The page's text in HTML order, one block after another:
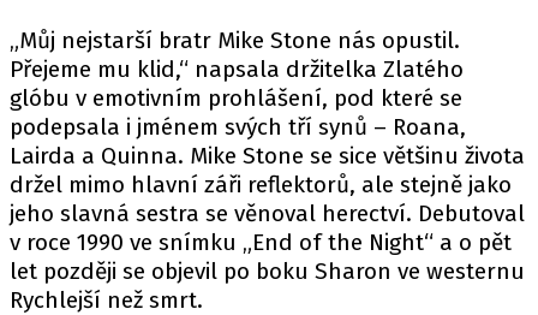
„Můj nejstarší bratr Mike Stone nás opustil.
Přejeme mu klid,“ napsala držitelka Zlatého
glóbu v emotivním prohlášení, pod které se
podepsala i jménem svých tří synů – Roana,
Lairda a Quinna. Mike Stone se sice většinu života
držel mimo hlavní záři reflektorů, ale stejně jako
jeho slavná sestra se věnoval herectví. Debutoval
v roce 1990 ve snímku „End of the Night“ a o pět
let později se objevil po boku Sharon ve westernu
Rychlejší než smrt.